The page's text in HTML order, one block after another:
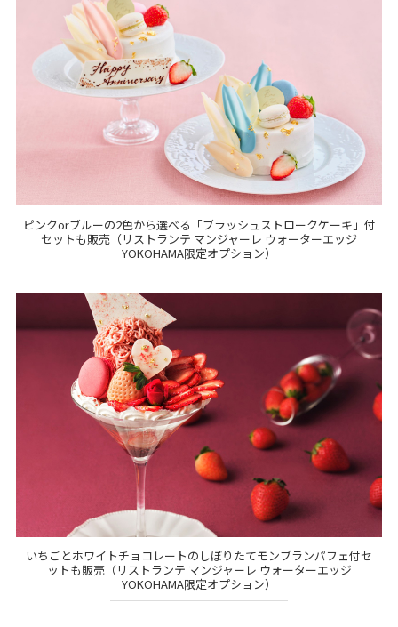
ピンクorブルーの2色から選べる「ブラッシュストロークケーキ」付
セットも販売（リストランテ マンジャーレ ウォーターエッジ
YOKOHAMA限定オプション）
いちごとホワイトチョコレートのしぼりたてモンブランパフェ付セ
ットも販売（リストランテ マンジャーレ ウォーターエッジ
YOKOHAMA限定オプション）